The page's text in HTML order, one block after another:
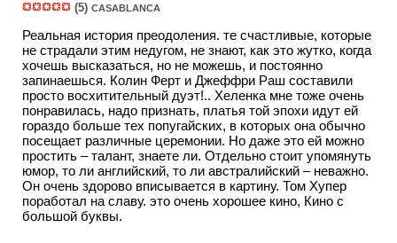
(5) CASABLANCA
Реальная история преодоления. те счастливые, которые
не страдали этим недугом, не знают, как это жутко, когда
хочешь высказаться, но не можешь, и постоянно
запинаешься. Колин Ферт и Джеффри Раш составили
просто восхитительный дуэт!.. Хеленка мне тоже очень
понравилась, надо признать, платья той эпохи идут ей
гораздо больше тех попугайских, в которых она обычно
посещает различные церемонии. Но даже это ей можно
простить – талант, знаете ли. Отдельно стоит упомянуть
юмор, то ли английский, то ли австралийский – неважно.
Он очень здорово вписывается в картину. Том Хупер
поработал на славу. это очень хорошее кино, Кино с
большой буквы.